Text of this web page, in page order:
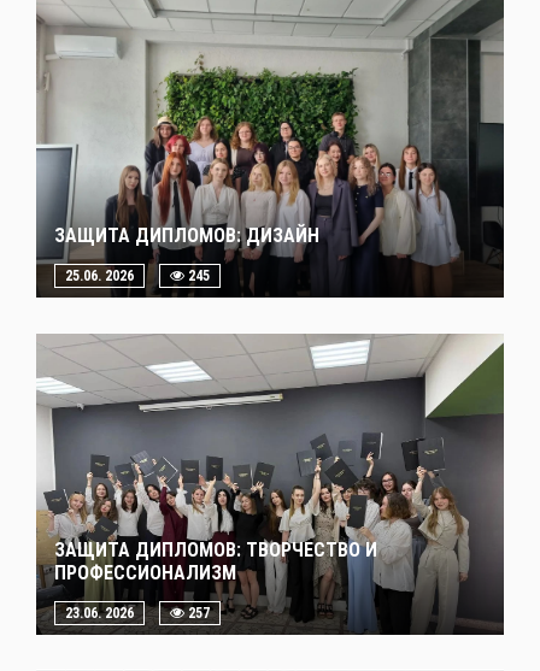
ЗАЩИТА ДИПЛОМОВ: ДИЗАЙН
25.06. 2026 245
ЗАЩИТА ДИПЛОМОВ: ТВОРЧЕСТВО И
ПРОФЕССИОНАЛИЗМ
23.06. 2026 257